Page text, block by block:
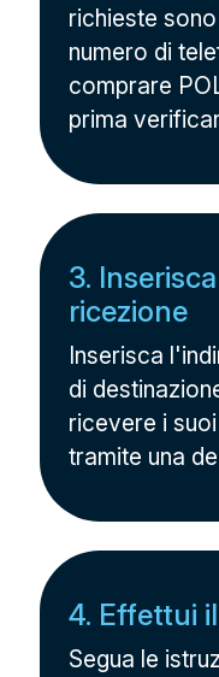
richieste
numero di
comprare
prima
3.
ricezione
Inserisca
di
ricevere i
tramite una
4. Effettui
Segua le